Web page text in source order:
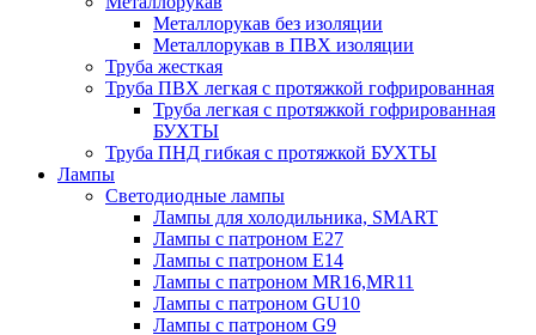
Металлорукав без изоляции
Металлорукав в ПВХ изоляции
Труба жесткая
Труба ПВХ легкая с протяжкой гофрированная
Труба легкая с протяжкой гофрированная
БУХТЫ
Труба ПНД гибкая с протяжкой БУХТЫ
Лампы
Светодиодные лампы
Лампы для холодильника, SMART
Лампы с патроном E27
Лампы с патроном Е14
Лампы с патроном MR16,MR11
Лампы с патроном GU10
Лампы с патроном G9